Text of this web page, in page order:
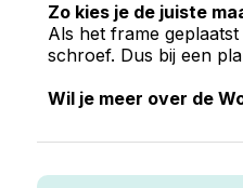
Zo kies je de juiste
Als het frame
schroef. Dus bij een
Wil je meer over de